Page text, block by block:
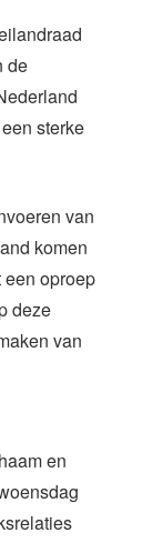
de
sterke
van
komen
een oproep
deze
van
en